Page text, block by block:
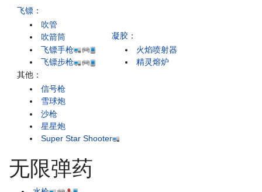
飞镖 ：
吹管
吹箭筒
飞镖手枪
飞镖步枪
凝胶 ：
火焰喷射器
精灵熔炉
其他：
信号枪
雪球炮
沙枪
星星炮
Super Star Shooter
无限弹药